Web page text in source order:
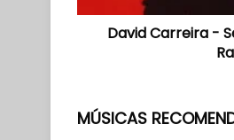
David Carreira -
MÚSICAS